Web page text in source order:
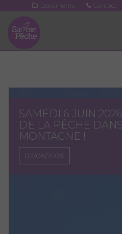
contenu
principal
Documents Contact
SAMEDI 6 JUIN
DE LA PÊCHE
MONTAGNE !
02/06/2026